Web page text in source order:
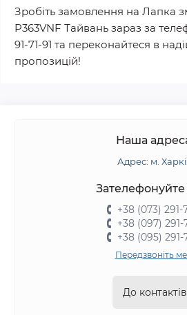
Зробіть замовлення на Лапка
P363VNF Тайвань зараз за
91-71-91 та переконайтеся в
пропозицій!
Наша
Адрес: м.
+38 (073) 291-
+38 (097) 291-
+38 (095) 291-
Передзвоніть
До контактів